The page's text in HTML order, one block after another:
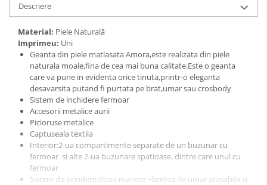
Descriere
Material: Piele Naturală
Imprimeu: Uni
Geanta din piele matlasata Amora,este realizata din piele
naturala moale,fina de cea mai buna calitate.Este o geanta
care va pune in evidenta orice tinuta,printr-o eleganta
desavarsita putand fi purtata pe brat,umar sau crosbody
Sistem de inchidere fermoar
Accesorii metalice aurii
Picioruse metalice
Captuseala textila
Interior:2-ua compartimente separate de un buzunar cu
fermoar si alte 2-ua buzunare spatioase, dintre care unul cu
fermoar
Sistem de prindere:doua manere +bretea de umar atasabila si